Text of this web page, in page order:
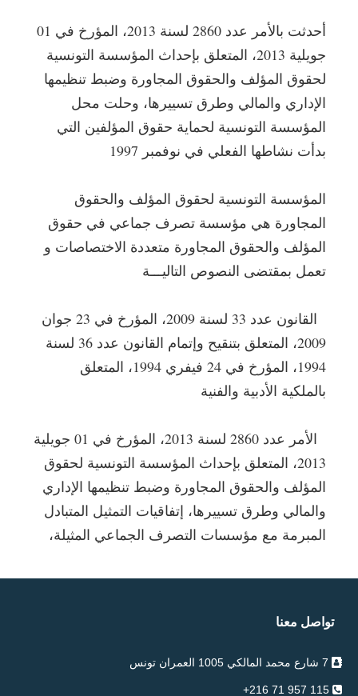
أحدثت بالأمر عدد 2860 لسنة 2013، المؤرخ في 01
جويلية 2013، المتعلق بإحداث المؤسسة التونسية
لحقوق المؤلف والحقوق المجاورة وضبط تنظيمها
الإداري والمالي وطرق تسييرها، وحلت محل
المؤسسة التونسية لحماية حقوق المؤلفين التي
بدأت نشاطها الفعلي في نوفمبر 1997
المؤسسة التونسية لحقوق المؤلف والحقوق
المجاورة هي مؤسسة تصرف جماعي في حقوق
المؤلف والحقوق المجاورة متعددة الاختصاصات و
تعمل بمقتضى النصوص التاليـــة
القانون عدد 33 لسنة 2009، المؤرخ في 23 جوان
2009، المتعلق بتنقيح وإتمام القانون عدد 36 لسنة
1994، المؤرخ في 24 فيفري 1994، المتعلق
بالملكية الأدبية والفنية
الأمر عدد 2860 لسنة 2013، المؤرخ في 01 جويلية
2013، المتعلق بإحداث المؤسسة التونسية لحقوق
المؤلف والحقوق المجاورة وضبط تنظيمها الإداري
والمالي وطرق تسييرها، إتفاقيات التمثيل المتبادل
المبرمة مع مؤسسات التصرف الجماعي المثيلة،
تواصل معنا